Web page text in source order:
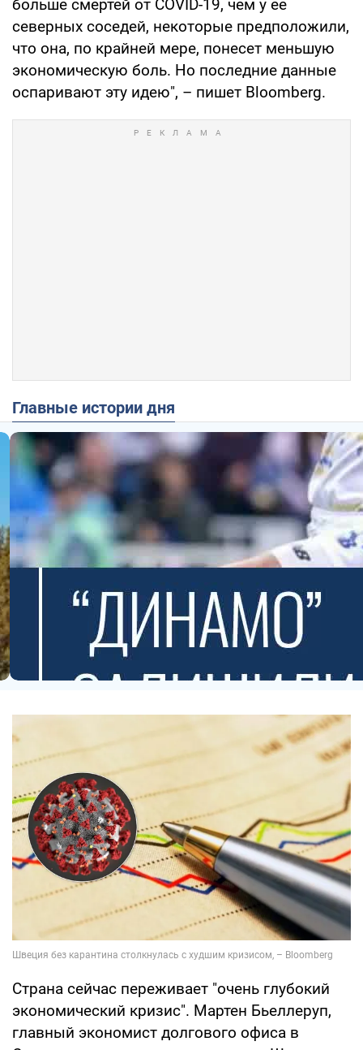
больше смертей от COVID-19, чем у ее
северных соседей, некоторые предположили,
что она, по крайней мере, понесет меньшую
экономическую боль. Но последние данные
оспаривают эту идею", – пишет Bloomberg.
Главные истории дня
Страна сейчас переживает "очень глубокий
экономический кризис". Мартен Бьеллеруп,
главный экономист долгового офиса в